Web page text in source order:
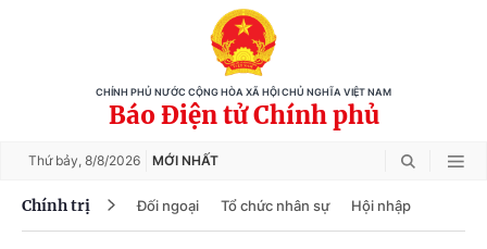
CHÍNH PHỦ NƯỚC CỘNG HÒA XÃ HỘI CHỦ NGHĨA VIỆT NAM
Báo Điện tử Chính phủ
Thứ bảy, 8/8/2026 MỚI NHẤT
Chính trị Đối ngoại Tổ chức nhân sự Hội nhập